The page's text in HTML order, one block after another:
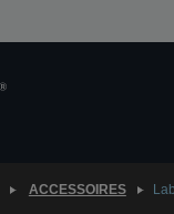
ACCESSOIRES